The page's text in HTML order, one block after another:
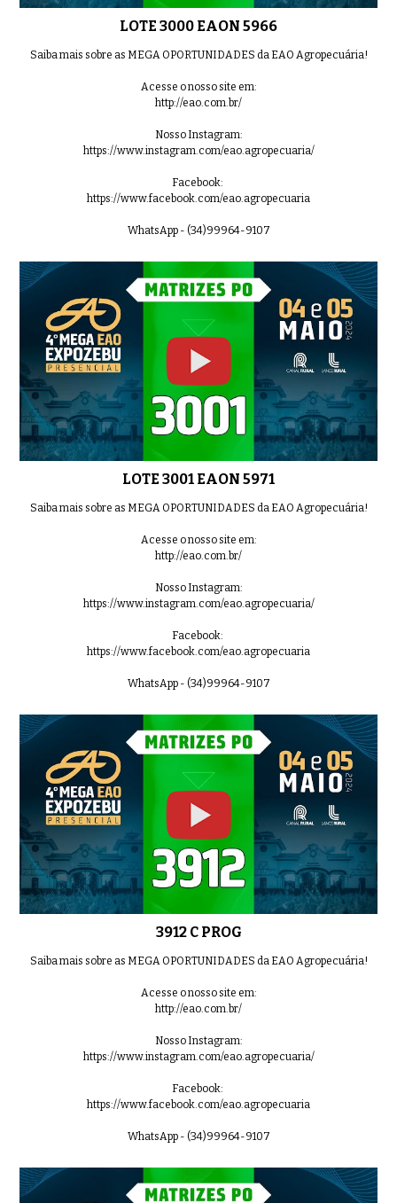
LOTE 3000 EAON 5966
Saiba mais sobre as MEGA OPORTUNIDADES da EAO Agropecuária!
Acesse o nosso site em:
http://eao.com.br/
Nosso Instagram:
https://www.instagram.com/eao.agropecuaria/
Facebook:
https://www.facebook.com/eao.agropecuaria
WhatsApp - (34)99964-9107
LOTE 3001 EAON 5971
Saiba mais sobre as MEGA OPORTUNIDADES da EAO Agropecuária!
Acesse o nosso site em:
http://eao.com.br/
Nosso Instagram:
https://www.instagram.com/eao.agropecuaria/
Facebook:
https://www.facebook.com/eao.agropecuaria
WhatsApp - (34)99964-9107
3912 C PROG
Saiba mais sobre as MEGA OPORTUNIDADES da EAO Agropecuária!
Acesse o nosso site em:
http://eao.com.br/
Nosso Instagram:
https://www.instagram.com/eao.agropecuaria/
Facebook:
https://www.facebook.com/eao.agropecuaria
WhatsApp - (34)99964-9107